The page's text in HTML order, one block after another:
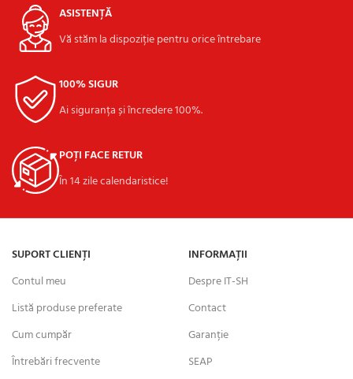
ASISTENȚĂ
Vă stăm la dispoziție pentru orice întrebare
100% SIGUR
Ai siguranța și încredere 100%.
POȚI FACE RETUR
În 14 zile calendaristice!
SUPORT CLIENȚI
Contul meu
Listă produse preferate
Cum cumpăr
Întrebări frecvente
INFORMAȚII
Despre IT-SH
Contact
Garanție
SEAP